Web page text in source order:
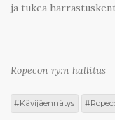
ja tukea
Ropecon ry:n hallitus
Kävijäennätys